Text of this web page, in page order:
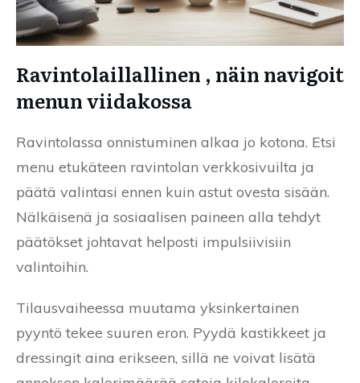
Ravintolaillallinen , näin navigoit
menun viidakossa
Ravintolassa onnistuminen alkaa jo kotona. Etsi
menu etukäteen ravintolan verkkosivuilta ja
päätä valintasi ennen kuin astut ovesta sisään.
Nälkäisenä ja sosiaalisen paineen alla tehdyt
päätökset johtavat helposti impulsiivisiin
valintoihin.
Tilausvaiheessa muutama yksinkertainen
pyyntö tekee suuren eron. Pyydä kastikkeet ja
dressingit aina erikseen, sillä ne voivat lisätä